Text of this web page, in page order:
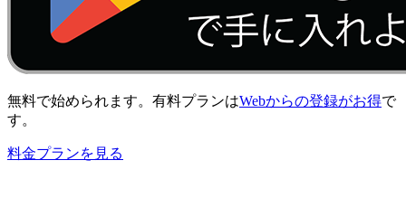
無料で始められます。有料プランはWebからの登録がお得で
す。
料金プランを見る